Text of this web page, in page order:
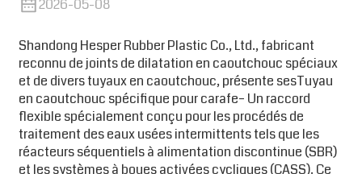
2026-05-08
Shandong Hesper Rubber Plastic Co., Ltd., fabricant
reconnu de joints de dilatation en caoutchouc spéciaux
et de divers tuyaux en caoutchouc, présente sesTuyau
en caoutchouc spécifique pour carafe– Un raccord
flexible spécialement conçu pour les procédés de
traitement des eaux usées intermittents tels que les
réacteurs séquentiels à alimentation discontinue (SBR)
et les systèmes à boues activées cycliques (CASS). Ce